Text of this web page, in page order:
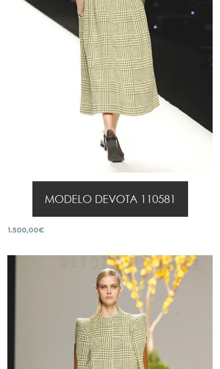
MODELO DEVOTA 110581
1.500,00€